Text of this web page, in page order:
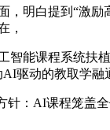
白提到“激励
，
能课程系统扶
驱动的教取学
：AI课程笼盖